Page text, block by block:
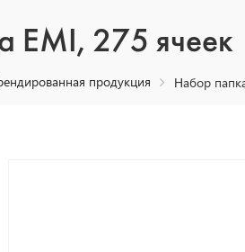
EMI, 275 ячеек
продукция Набор